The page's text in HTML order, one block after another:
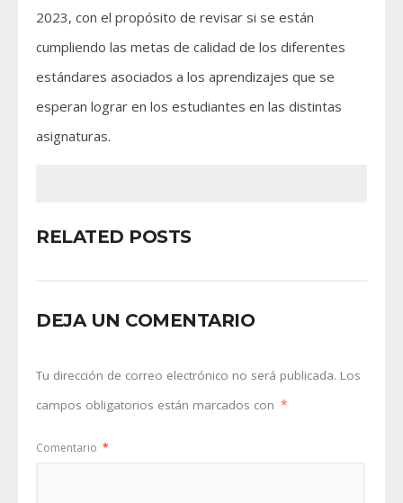
2023, con el propósito de revisar si se están
cumpliendo las metas de calidad de los diferentes
estándares asociados a los aprendizajes que se
esperan lograr en los estudiantes en las distintas
asignaturas.
RELATED POSTS
DEJA UN COMENTARIO
Tu dirección de correo electrónico no será publicada. Los
campos obligatorios están marcados con *
Comentario *